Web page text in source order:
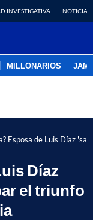
INVESTIGATIVA NOTICIAS
MILLONARIOS
Esposa de Luis Díaz
Díaz
el triunfo